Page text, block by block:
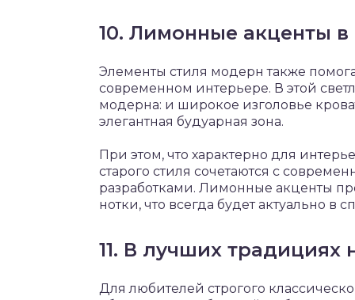
10. Лимонные акценты в
Элементы стиля модерн также
современном интерьере. В этой
модерна: и широкое изголовье
элегантная будуарная зона.
При этом, что характерно для
старого стиля сочетаются с
разработками. Лимонные акценты
нотки, что всегда будет актуально в
11. В лучших
Для любителей строгого